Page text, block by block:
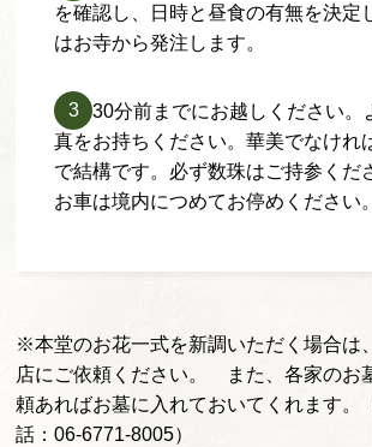
を確認し、日時と昼食の有無を決定
はお寺から発注します。
当日30分前までにお越しください。
真をお持ちください。華美でなけれ
で結構です。必ず数珠はご持参くだ
お車は境内につめてお停めください。
※本堂のお花一式を新調いただく場合は
店にご依頼ください。 また、各家のお
頼あればお墓に入れておいてくれます
話：06-6771-8005）